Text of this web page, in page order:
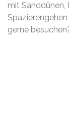
mit Sanddünen,
gerne